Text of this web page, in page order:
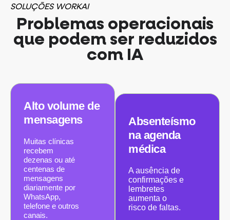
SOLUÇÕES WORKAI
Problemas operacionais
que podem ser reduzidos
com IA
Alto volume de
mensagens
Muitas clínicas
recebem
dezenas ou até
centenas de
mensagens
diariamente por
WhatsApp,
telefone e outros
canais.
Absenteísmo
na agenda
médica
A ausência de
confirmações e
lembretes
aumenta o
risco de faltas.